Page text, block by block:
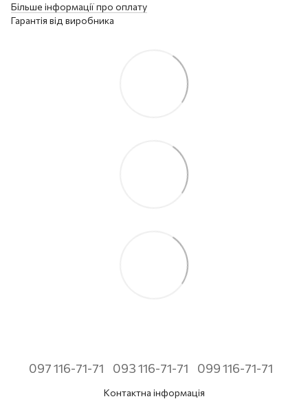
Більше інформації про оплату
Гарантія від виробника
097 116-71-71 093 116-71-71 099 116-71-71
Контактна інформація